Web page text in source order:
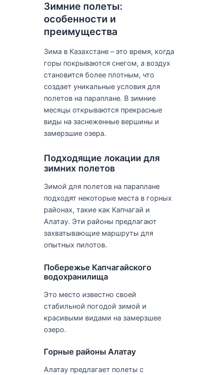
Зимние полеты:
особенности и
преимущества
Зима в Казахстане – это время, когда
горы покрываются снегом, а воздух
становится более плотным, что
создает уникальные условия для
полетов на параплане. В зимние
месяцы открываются прекрасные
виды на заснеженные вершины и
замерзшие озера.
Подходящие локации для
зимних полетов
Зимой для полетов на параплане
подходят некоторые места в горных
районах, такие как Капчагай и
Алатау. Эти районы предлагают
захватывающие маршруты для
опытных пилотов.
Побережье Капчагайского
водохранилища
Это место известно своей
стабильной погодой зимой и
красивыми видами на замерзшее
озеро.
Горные районы Алатау
Алатау предлагает полеты с